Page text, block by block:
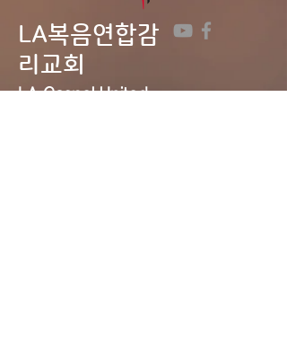
LA복음연합감
리교회
LA Gospel United